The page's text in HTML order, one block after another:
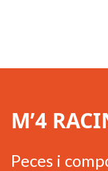
M’4
Peces i